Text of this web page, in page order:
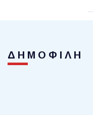
ΔΗΜΟΦΙΛΗ